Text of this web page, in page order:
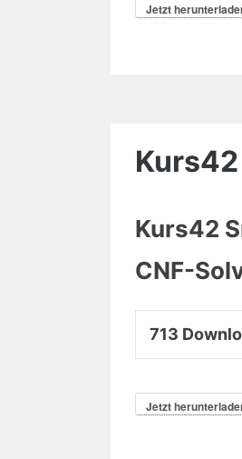
Jetzt
Kurs42
CNF-
713
Jetzt